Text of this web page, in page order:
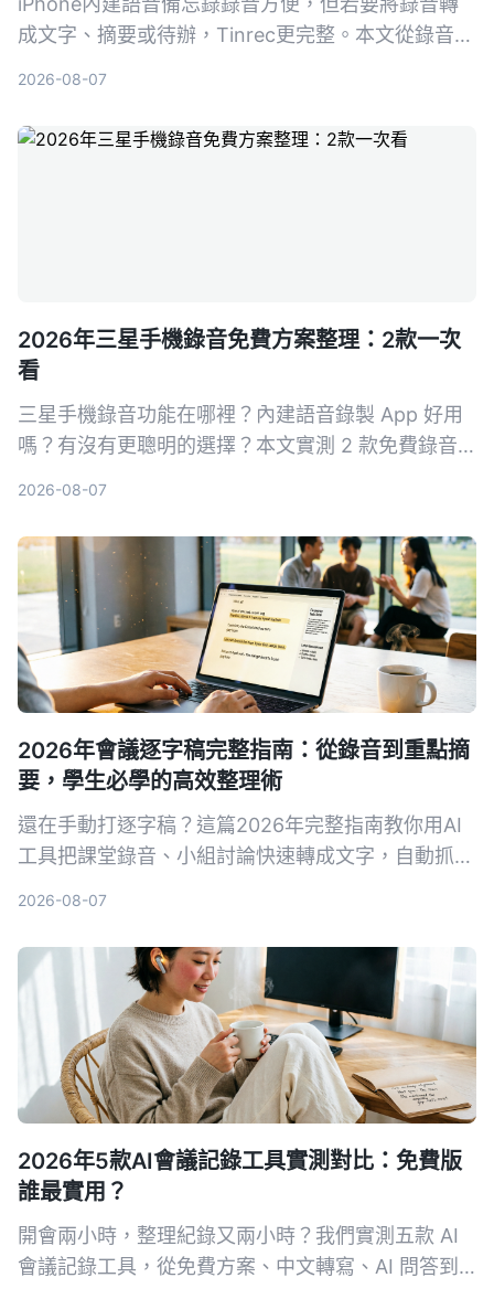
成文字、摘要或待辦，Tinrec更完整。本文從錄音轉
2026-08-07
2026年三星手機錄音免費方案整理：2款一次
看
三星手機錄音功能在哪裡？內建語音錄製 App 好用
嗎？有沒有更聰明的選擇？本文實測 2 款免費錄音
2026-08-07
2026年會議逐字稿完整指南：從錄音到重點摘
要，學生必學的高效整理術
還在手動打逐字稿？這篇2026年完整指南教你用AI
工具把課堂錄音、小組討論快速轉成文字，自動抓重
2026-08-07
2026年5款AI會議記錄工具實測對比：免費版
誰最實用？
開會兩小時，整理紀錄又兩小時？我們實測五款 AI
會議記錄工具，從免費方案、中文轉寫、AI 問答到